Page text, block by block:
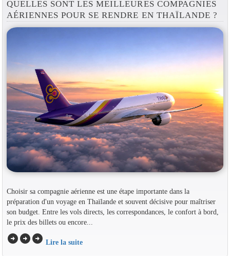
QUELLES SONT LES MEILLEURES COMPAGNIES
AÉRIENNES POUR SE RENDRE EN THAÏLANDE ?
Choisir sa compagnie aérienne est une étape importante dans la
préparation d'un voyage en Thaïlande et souvent décisive pour maîtriser
son budget. Entre les vols directs, les correspondances, le confort à bord,
le prix des billets ou encore...
arrow_circle_rightarrow_circle_rightarrow_circle_right Lire la suite